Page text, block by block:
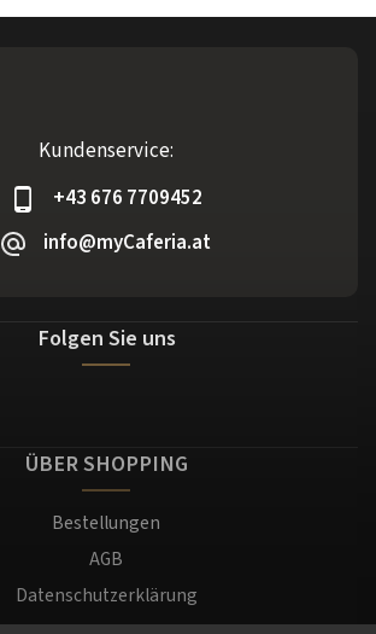
Kundenservice:
+43 676 7709452
info@myCaferia.at
Folgen Sie uns
ÜBER SHOPPING
Bestellungen
AGB
Datenschutzerklärung